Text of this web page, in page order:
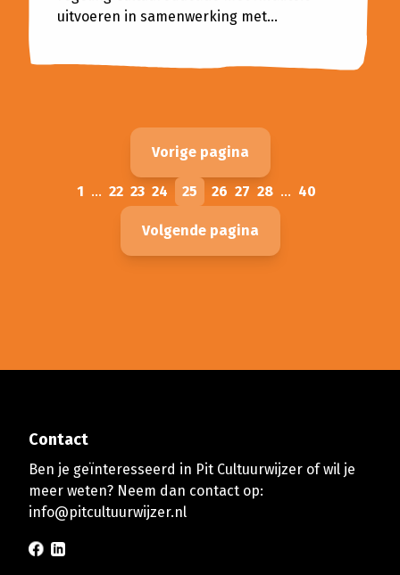
uitvoeren in samenwerking met...
Vorige pagina
1 ... 22 23 24 25 26 27 28 ... 40
Volgende pagina
Contact
Ben je geïnteresseerd in Pit Cultuurwijzer of wil je
meer weten? Neem dan contact op:
info@pitcultuurwijzer.nl